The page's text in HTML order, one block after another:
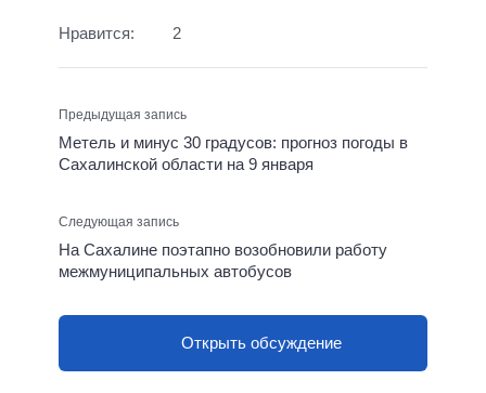
Нравится: 2
Предыдущая запись
Метель и минус 30 градусов: прогноз погоды в
Сахалинской области на 9 января
Следующая запись
На Сахалине поэтапно возобновили работу
межмуниципальных автобусов
Открыть обсуждение